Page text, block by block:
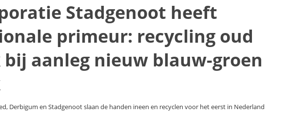
Stadgenoot heeft
primeur: recycling oud
bij aanleg nieuw blauw-groen
Derbigum en Stadgenoot slaan de handen ineen en recyclen voor het eerst in Nederland